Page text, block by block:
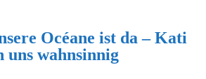
Océane ist da – Kati
uns wahnsinnig